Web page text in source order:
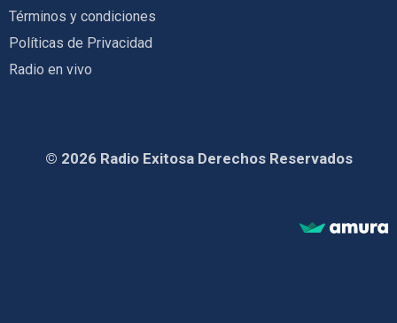
Términos y condiciones
Políticas de Privacidad
Radio en vivo
© 2026 Radio Exitosa Derechos Reservados